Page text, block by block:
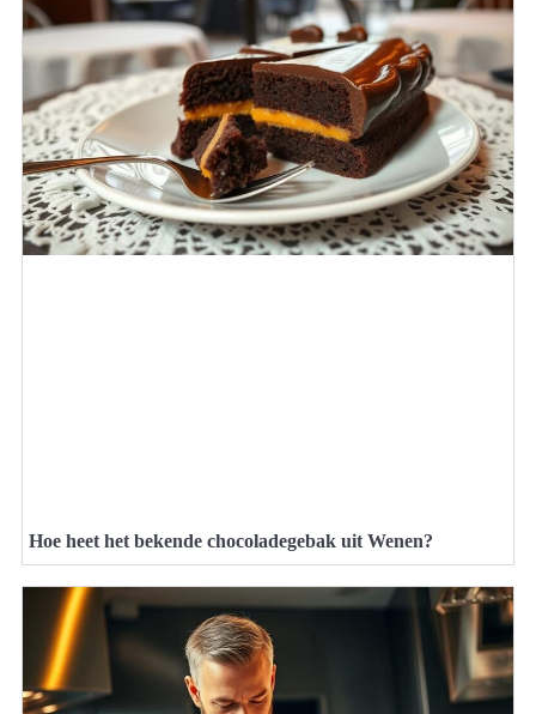
Hoe heet het bekende chocoladegebak uit Wenen?